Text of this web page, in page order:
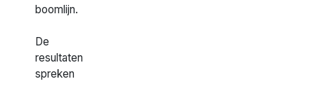
boomlijn.
De
resultaten
spreken